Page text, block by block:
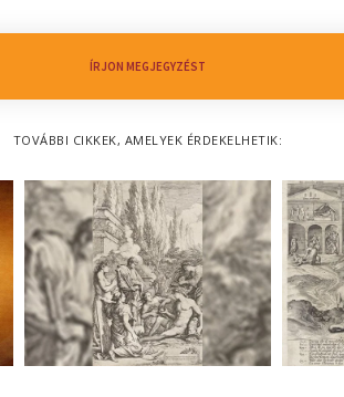
ÍRJON MEGJEGYZÉST
TOVÁBBI CIKKEK, AMELYEK ÉRDEKELHETIK: